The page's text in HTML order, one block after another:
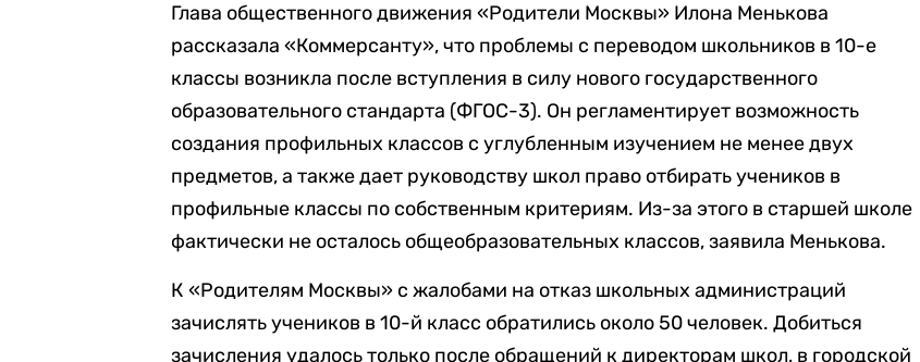
Глава общественного движения «Родители Москвы» Илона Менькова
рассказала «Коммерсанту», что проблемы с переводом школьников в 10-е
классы возникла после вступления в силу нового государственного
образовательного стандарта (ФГОС-3). Он регламентирует возможность
создания профильных классов с углубленным изучением не менее двух
предметов, а также дает руководству школ право отбирать учеников в
профильные классы по собственным критериям. Из-за этого в старшей школе
фактически не осталось общеобразовательных классов, заявила Менькова.
К «Родителям Москвы» с жалобами на отказ школьных администраций
зачислять учеников в 10-й класс обратились около 50 человек. Добиться
зачисления удалось только после обращений к директорам школ, в городской